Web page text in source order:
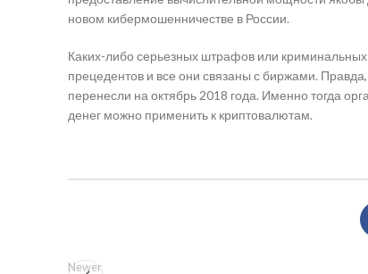
новом кибермошенничестве в России.
Каких-либо серьезных штрафов или криминальных
прецедентов и все они связаны с биржами.
перенесли на октябрь 2018 года. Именно тогда
денег можно применить к криптовалютам.
Newer